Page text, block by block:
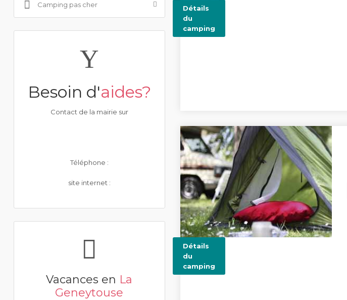
Camping pas cher
Besoin d'aides?
Contact de la mairie sur
Téléphone :
site internet :
Vacances en La
Geneytouse
Détails
du
camping
Détails
du
camping